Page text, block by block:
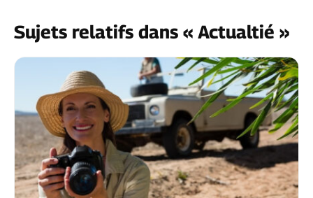
Sujets relatifs dans « Actualtié »